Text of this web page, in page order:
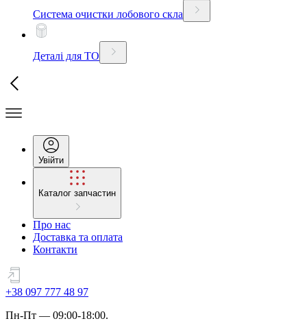
Система очистки лобового скла
Деталі для ТО
Увійти
Каталог запчастин
Про нас
Доставка та оплата
Контакти
+38 097 777 48 97
Пн-Пт — 09:00-18:00.